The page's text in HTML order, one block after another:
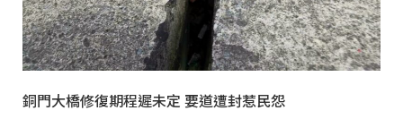
銅門大橋修復期程遲未定 要道遭封惹民怨